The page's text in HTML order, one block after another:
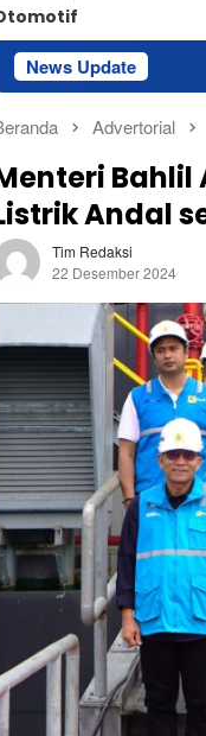
News Update
Advertorial
Bahlil
Andal
Tim Redaksi
22 Desember 2024